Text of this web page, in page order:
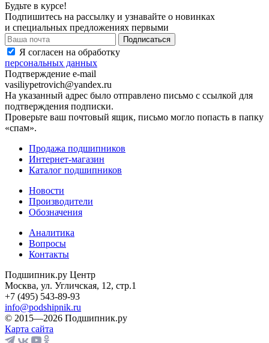
Будьте в курсе!
Подпишитесь на рассылку и узнавайте о новинках
и специальных предложениях первыми
Я согласен на обработку
персональных данных
Подтверждение e-mail
vasiliypetrovich@yandex.ru
На указанный адрес было отправлено письмо с ссылкой для
подтверждения подписки.
Проверьте ваш почтовый ящик, письмо могло попасть в папку
«спам».
Продажа подшипников
Интернет-магазин
Каталог подшипников
Новости
Производители
Обозначения
Аналитика
Вопросы
Контакты
Подшипник.ру Центр
Москва, ул. Угличская, 12, стр.1
+7 (495) 543-89-93
info@podshipnik.ru
© 2015—2026 Подшипник.ру
Карта сайта